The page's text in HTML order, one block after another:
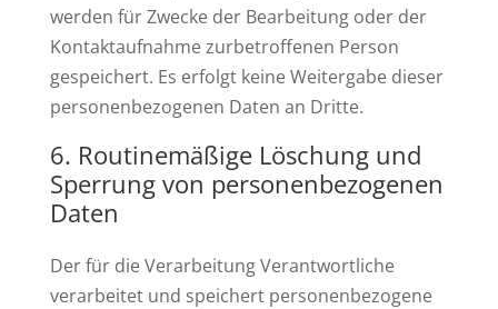
werden für Zwecke der Bearbeitung oder der
Kontaktaufnahme zurbetroffenen Person
gespeichert. Es erfolgt keine Weitergabe dieser
personenbezogenen Daten an Dritte.
Routinemäßige Löschung und
Sperrung von personenbezogenen
Daten
Der für die Verarbeitung Verantwortliche
verarbeitet und speichert personenbezogene